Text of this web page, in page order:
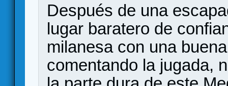
Después de una
lugar baratero de
milanesa con una
comentando la jugada,